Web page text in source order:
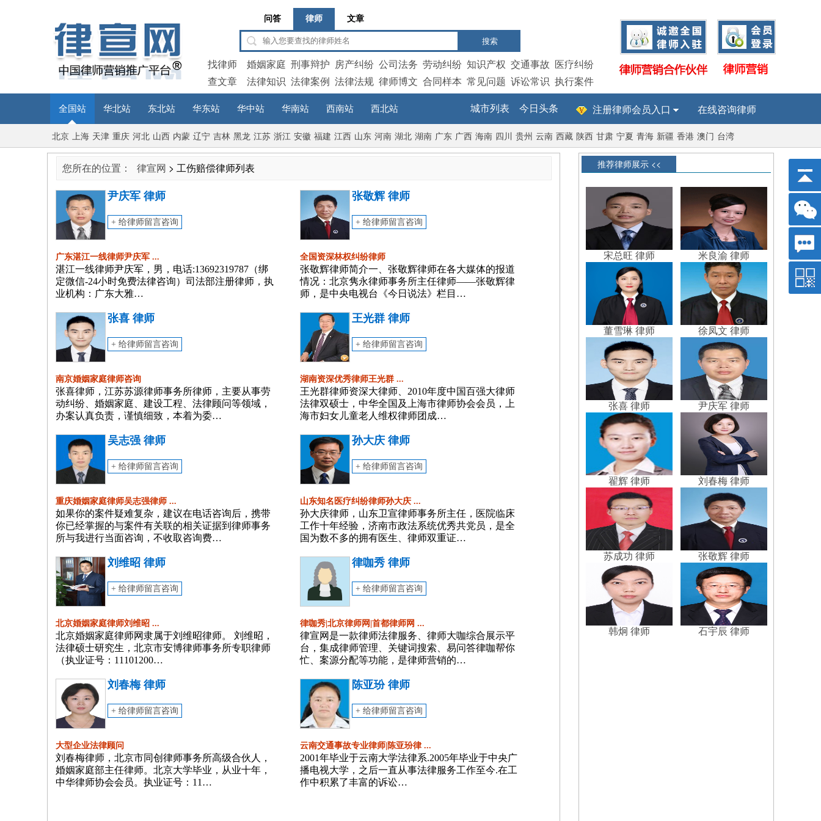
问答 律师 文章
搜索
找律师 婚姻家庭 刑事辩护 房产纠纷 公司法务 劳动纠纷 知识产权 交通事故 医疗纠纷
查文章
法律知识 法律案例 法律法规 律师博文 合同样本 常见问题 诉讼常识 执行案件
全国站 华北站 东北站 华东站 华中站 华南站 西南站 西北站 城市列表 今日头条 注册律师会员入口 在线咨询律师
北京 上海 天津 重庆 河北 山西 内蒙 辽宁 吉林 黑龙 江苏 浙江 安徽 福建 江西 山东 河南 湖北 湖南 广东 广西 海南 四川 贵州 云南 西藏 陕西 甘肃 宁夏 青海 新疆 香港 澳门 台湾
您所在的位置： 律宣网 > 工伤赔偿律师列表
尹庆军 律师
+ 给律师留言咨询
广东湛江一线律师尹庆军 ...
湛江一线律师尹庆军，男，电话:13692319787（绑
定微信-24小时免费法律咨询）司法部注册律师，执
业机构：广东大雅…
张敬辉 律师
+ 给律师留言咨询
全国资深林权纠纷律师
张敬辉律师简介一、张敬辉律师在各大媒体的报道
情况：北京隽永律师事务所主任律师——张敬辉律
师，是中央电视台《今日说法》栏目…
张喜 律师
+ 给律师留言咨询
南京婚姻家庭律师咨询
张喜律师，江苏苏源律师事务所律师，主要从事劳
动纠纷、婚姻家庭、建设工程、法律顾问等领域，
办案认真负责，谨慎细致，本着为委…
王光群 律师
+ 给律师留言咨询
湖南资深优秀律师王光群 ...
王光群律师资深大律师、2010年度中国百强大律师
法律双硕士，中华全国及上海市律师协会会员，上
海市妇女儿童老人维权律师团成…
吴志强 律师
+ 给律师留言咨询
重庆婚姻家庭律师吴志强律师 ...
如果你的案件疑难复杂，建议在电话咨询后，携带
你已经掌握的与案件有关联的相关证据到律师事务
所与我进行当面咨询，不收取咨询费…
孙大庆 律师
+ 给律师留言咨询
山东知名医疗纠纷律师孙大庆 ...
孙大庆律师，山东卫宣律师事务所主任，医院临床
工作十年经验，济南市政法系统优秀共党员，是全
国为数不多的拥有医生、律师双重证…
刘维昭 律师
+ 给律师留言咨询
北京婚姻家庭律师刘维昭 ...
北京婚姻家庭律师网隶属于刘维昭律师。 刘维昭，
法律硕士研究生，北京市安博律师事务所专职律师
（执业证号：11101200…
律咖秀 律师
+ 给律师留言咨询
律咖秀|北京律师网|首都律师网 ...
律宣网是一款律师法律服务、律师大咖综合展示平
台，集成律师管理、关键词搜索、易问答律咖帮你
忙、案源分配等功能，是律师营销的…
刘春梅 律师
+ 给律师留言咨询
大型企业法律顾问
刘春梅律师，北京市同创律师事务所高级合伙人，
婚姻家庭部主任律师。北京大学毕业，从业十年，
中华律师协会会员。执业证号：11…
陈亚玢 律师
+ 给律师留言咨询
云南交通事故专业律师|陈亚玢律 ...
2001年毕业于云南大学法律系.2005年毕业于中央广
播电视大学，之后一直从事法律服务工作至今.在工
作中积累了丰富的诉讼…
推荐律师展示 <<
宋总旺 律师 米良渝 律师
董雪琳 律师 徐凤文 律师
张喜 律师 尹庆军 律师
翟辉 律师 刘春梅 律师
苏成功 律师 张敬辉 律师
韩炯 律师 石宇辰 律师